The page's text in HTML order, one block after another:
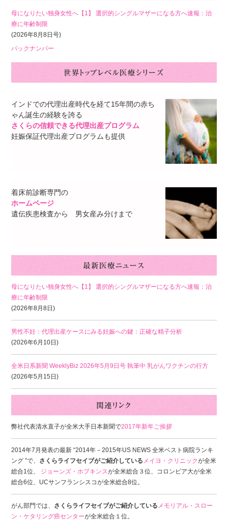
母になりたい独身女性へ【1】 選択的シングルマザーになる方へ速報：治
療に年齢制限
(2026年8月8日号)
バックナンバー
インドでの代理出産時代を経て15年間の赤ち
ゃん誕生の経験を誇る
さくらの信頼できる代理出産プログラム
妊娠保証代理出産プログラムも提供
着床前診断専門の
ホームページ
遺伝疾患検査から 男女産み分けまで
母になりたい独身女性へ【1】 選択的シングルマザーになる方へ速報：治
療に年齢制限
(2026年8月8日)
男性不妊：代理出産ケースにみる妊娠への鍵：正確な精子分析
(2026年6月10日)
全米日系新聞 WeeklyBiz 2026年5月9日号 執筆中 乳がんワクチンの行方
(2026年5月15日)
弊社代表清水直子が全米大手日本新聞で2017年新年ご挨拶
2014年7月発表の最新 “2014年－2015年US NEWS 全米ベスト病院ランキ
ング ”で、 さくらライフセイブがご紹介している メイヨ・クリニックが全米
総合1位、 ジョーンズ・ホプキンスが全米総合３位、コロンビア大が全米
総合6位、UCサンフランシスコが全米総合8位。
がん部門では、 さくらライフセイブがご紹介している メモリアル・スロー
ン・ケタリング癌センターが全米総合１位。